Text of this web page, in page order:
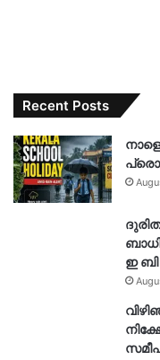
Recent Posts
ഇ ബി